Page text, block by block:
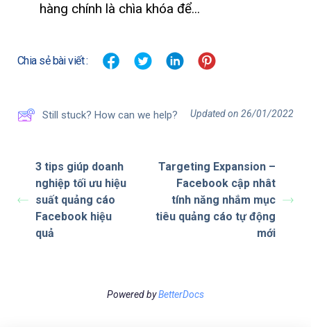
hàng chính là chìa khóa để...
Chia sẻ bài viết :
Still stuck? How can we help? Updated on 26/01/2022
3 tips giúp doanh
nghiệp tối ưu hiệu
suất quảng cáo
Facebook hiệu
quả
Targeting Expansion –
Facebook cập nhât
tính năng nhắm mục
tiêu quảng cáo tự động
mới
Powered byBetterDocs